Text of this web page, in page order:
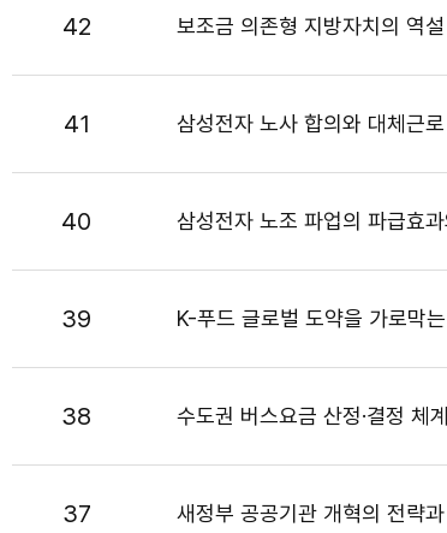
42 보조금 의존형 지방자치의 역설
41 삼성전자 노사 합의와 대체근
40 삼성전자 노조 파업의 파급효
39 K-푸드 글로벌 도약을 가로막
38 수도권 버스요금 산정·결정 체
37 새정부 공공기관 개혁의 전략